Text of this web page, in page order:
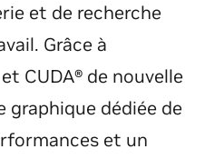
et de recherche
Grâce à
CUDA® de nouvelle
graphique dédiée de
et un